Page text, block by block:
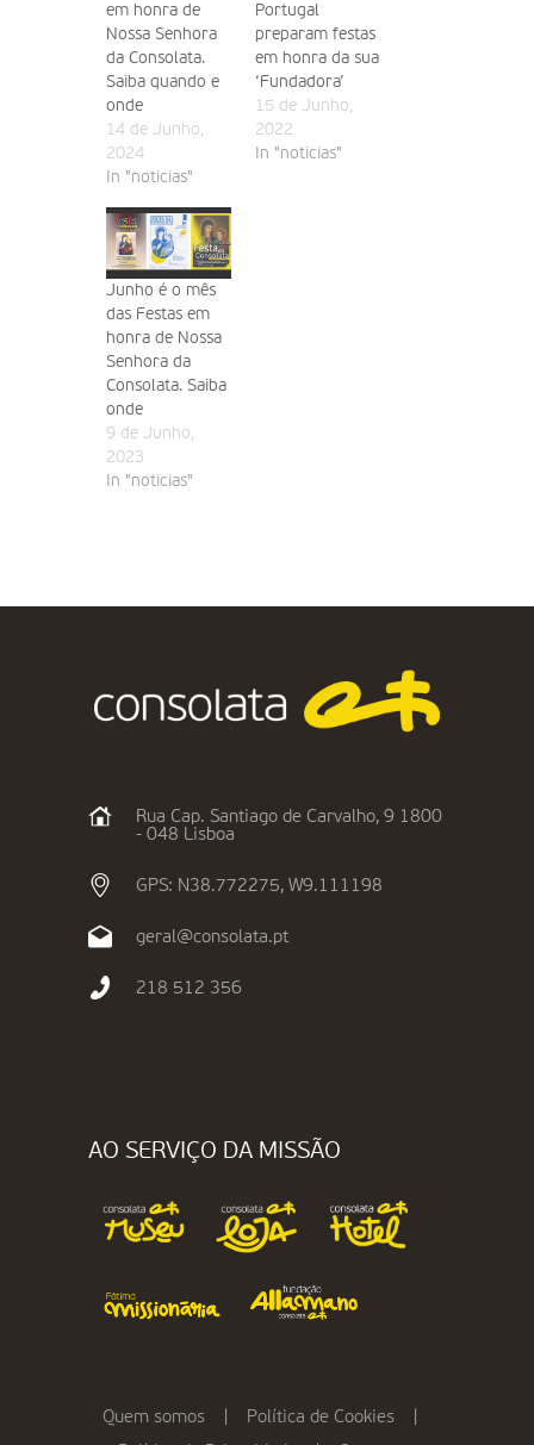
em honra de
Nossa Senhora
da Consolata.
Saiba quando e
onde
14 de Junho,
2024
In "noticias"
Portugal
preparam festas
em honra da sua
‘Fundadora’
15 de Junho,
2022
In "noticias"
Junho é o mês
das Festas em
honra de Nossa
Senhora da
Consolata. Saiba
onde
9 de Junho,
2023
In "noticias"
Rua Cap. Santiago de Carvalho, 9 1800
- 048 Lisboa
GPS: N38.772275, W9.111198
geral@consolata.pt
218 512 356
AO SERVIÇO DA MISSÃO
Quem somos Política de Cookies